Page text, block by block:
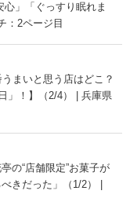
」「ぐっすり眠れま
：2ページ目
まいと思う店はどこ？
」！】（2/4） | 兵庫県
の“店舗限定”お菓子が
きだった」（1/2） |